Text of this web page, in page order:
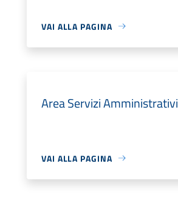
VAI ALLA PAGINA
Area Servizi Amministrativi
VAI ALLA PAGINA